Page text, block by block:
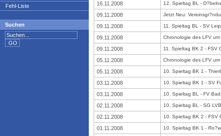
Fehl-Liste
Suchen
16.11.2008 12. Spieltag BL -
09.11.2008 Jetzt Neu:
09.11.2008 11. Spieltag BL - SV
09.11.2008 Chronologie des LFV
09.11.2008 11. Spieltag BK 2 - FSV
05.11.2008 Chronologie des LFV
05.11.2008 10. Spieltag BK 1 -
03.11.2008 10. Spieltag BK 1 - SV
03.11.2008 10. Spieltag BL - FV
02.11.2008 10. Spieltag BL - SG
02.11.2008 10. Spieltag BK 2 - FSV
01.11.2008 10. Spieltag BK 1 -